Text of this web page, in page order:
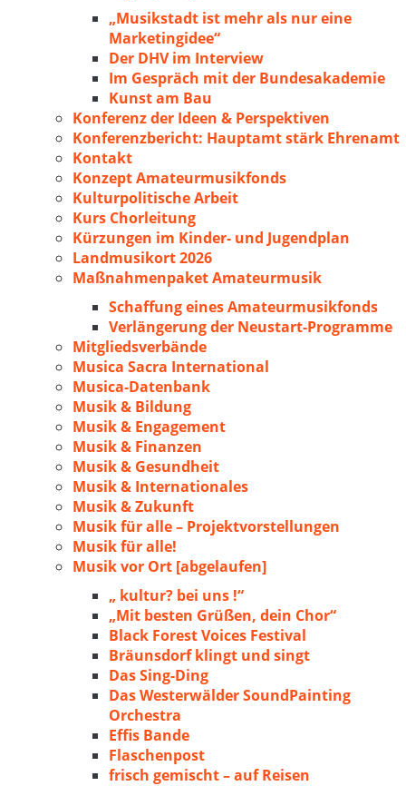
„Musikstadt ist mehr als nur eine
Marketingidee“
Der DHV im Interview
Im Gespräch mit der Bundesakademie
Kunst am Bau
Konferenz der Ideen & Perspektiven
Konferenzbericht: Hauptamt stärk Ehrenamt
Kontakt
Konzept Amateurmusikfonds
Kulturpolitische Arbeit
Kurs Chorleitung
Kürzungen im Kinder- und Jugendplan
Landmusikort 2026
Maßnahmenpaket Amateurmusik
Schaffung eines Amateurmusikfonds
Verlängerung der Neustart-Programme
Mitgliedsverbände
Musica Sacra International
Musica-Datenbank
Musik & Bildung
Musik & Engagement
Musik & Finanzen
Musik & Gesundheit
Musik & Internationales
Musik & Zukunft
Musik für alle – Projektvorstellungen
Musik für alle!
Musik vor Ort [abgelaufen]
„ kultur? bei uns !“
„Mit besten Grüßen, dein Chor“
Black Forest Voices Festival
Bräunsdorf klingt und singt
Das Sing-Ding
Das Westerwälder SoundPainting
Orchestra
Effis Bande
Flaschenpost
frisch gemischt – auf Reisen